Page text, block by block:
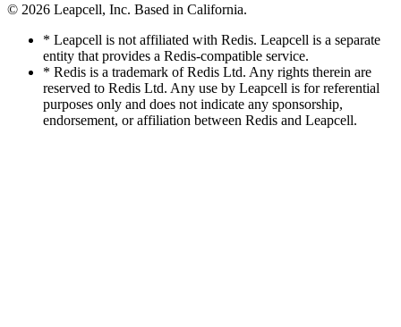
© 2026 Leapcell, Inc. Based in California.
* Leapcell is not affiliated with Redis. Leapcell is a separate
entity that provides a Redis-compatible service.
* Redis is a trademark of Redis Ltd. Any rights therein are
reserved to Redis Ltd. Any use by Leapcell is for referential
purposes only and does not indicate any sponsorship,
endorsement, or affiliation between Redis and Leapcell.